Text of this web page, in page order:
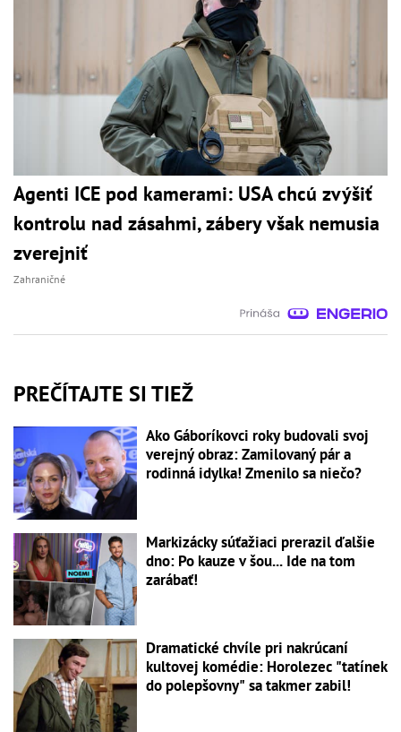
Agenti ICE pod kamerami: USA chcú zvýšiť
kontrolu nad zásahmi, zábery však nemusia
zverejniť
Zahraničné
PREČÍTAJTE SI TIEŽ
Ako Gáboríkovci roky budovali svoj
verejný obraz: Zamilovaný pár a
rodinná idylka! Zmenilo sa niečo?
Markizácky súťažiaci prerazil ďalšie
dno: Po kauze v šou... Ide na tom
zarábať!
Dramatické chvíle pri nakrúcaní
kultovej komédie: Horolezec "tatínek
do polepšovny" sa takmer zabil!